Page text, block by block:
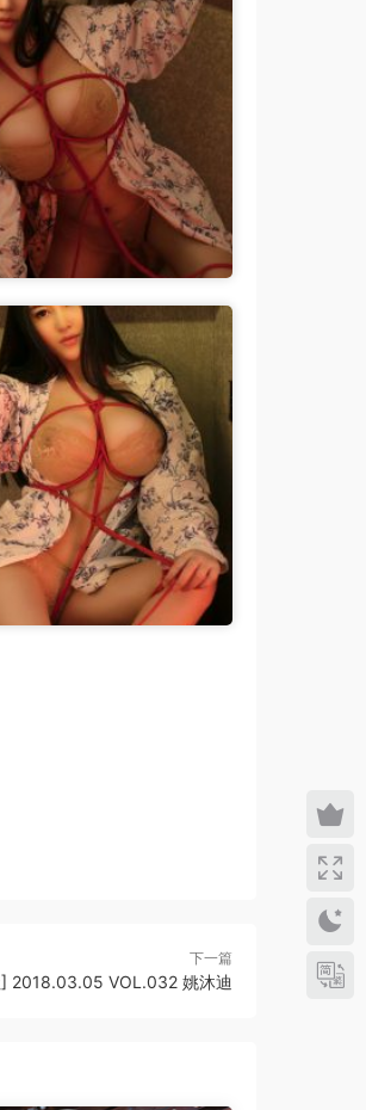
下一篇
2018.03.05 VOL.032 姚沐迪